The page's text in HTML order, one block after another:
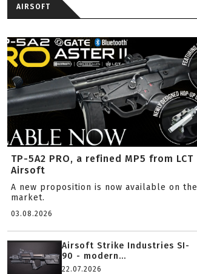
AIRSOFT
TP-5A2 PRO, a refined MP5 from LCT
Airsoft
A new proposition is now available on the
market.
03.08.2026
Airsoft Strike Industries SI-
90 - modern...
22.07.2026